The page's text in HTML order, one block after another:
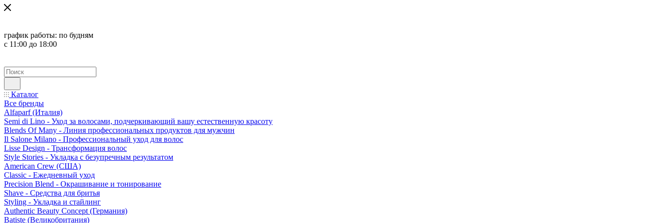
график работы: по будням
с 11:00 до 18:00
Каталог
Все бренды
Alfaparf (Италия)
Semi di Lino - Уход за волосами, подчеркивающий вашу естественную красоту
Blends Of Many - Линия профессиональных продуктов для мужчин
Il Salone Milano - Профессиональный уход для волос
Lisse Design - Трансформация волос
Style Stories - Укладка с безупречным результатом
American Crew (США)
Classic - Ежедневный уход
Precision Blend - Окрашивание и тонирование
Shave - Средства для бритья
Styling - Укладка и стайлинг
Authentic Beauty Concept (Германия)
Batiste (Великобритания)